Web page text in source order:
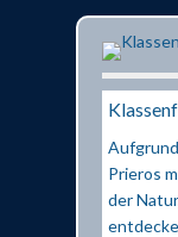
Prieros
der